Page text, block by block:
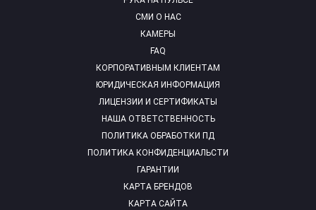
СМИ О НАС
КАМЕРЫ
FAQ
КОРПОРАТИВНЫМ КЛИЕНТАМ
ЮРИДИЧЕСКАЯ ИНФОРМАЦИЯ
ЛИЦЕНЗИИ И СЕРТИФИКАТЫ
НАША ОТВЕТСТВЕННОСТЬ
ПОЛИТИКА ОБРАБОТКИ ПД
ПОЛИТИКА КОНФИДЕНЦИАЛЬСТИ
ГАРАНТИИ
КАРТА БРЕНДОВ
КАРТА САЙТА